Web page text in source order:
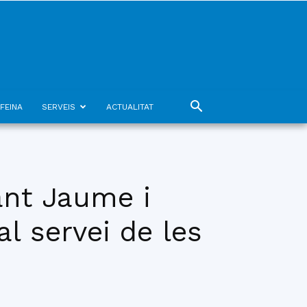
SERVEIS ACTUALITAT
Jaume i
servei de les